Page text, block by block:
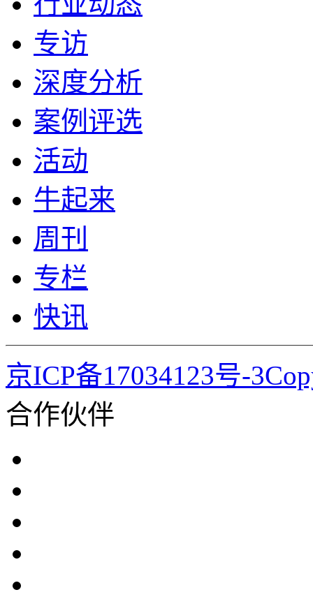
专访
深度分析
案例评选
活动
牛起来
周刊
专栏
快讯
京ICP备17034123号-
合作伙伴